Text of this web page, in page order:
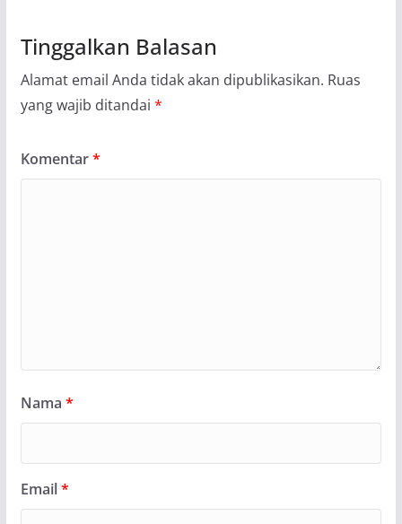
Tinggalkan Balasan
Alamat email Anda tidak akan dipublikasikan. Ruas
yang wajib ditandai *
Komentar*
Nama *
Email*